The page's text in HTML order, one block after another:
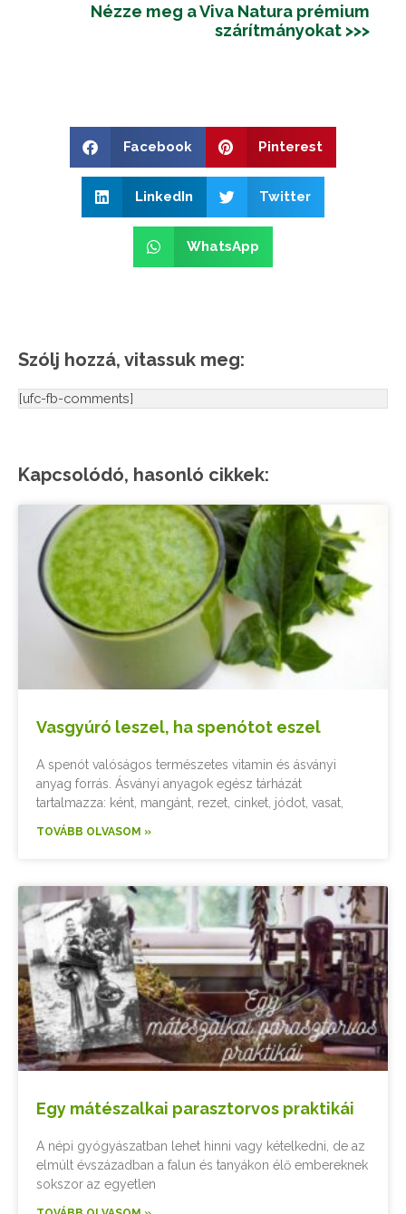
Nézze meg a Viva Natura prémium
szárítmányokat >>>
Facebook Pinterest
LinkedIn Twitter
WhatsApp
Szólj hozzá, vitassuk meg:
[ufc-fb-comments]
Kapcsolódó, hasonló cikkek:
Vasgyúró leszel, ha spenótot eszel
A spenót valóságos természetes vitamin és ásványi
anyag forrás. Ásványi anyagok egész tárházát
tartalmazza: ként, mangánt, rezet, cinket, jódot, vasat,
TOVÁBB OLVASOM »
Egy mátészalkai parasztorvos praktikái
A népi gyógyászatban lehet hinni vagy kételkedni, de az
elmúlt évszázadban a falun és tanyákon élő embereknek
sokszor az egyetlen